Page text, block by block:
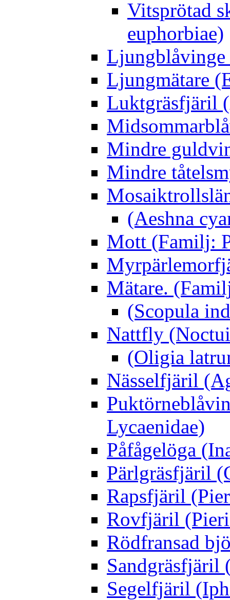
Vitsprötad
euphorbiae)
Ljungblåvinge
Ljungmätare
Luktgräsfjäril
Mindre
Mindre
(Aeshna
Mott (Familj:
Mätare.
(Scopula
Nattfly
(Oligia
Nässelfjäril
Lycaenidae)
Påfågelöga
Pärlgräsfjäril
Rapsfjäril
Rovfjäril
Rödfransad
Sandgräsfjäril
Segelfjäril